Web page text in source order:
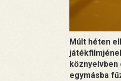
Múlt héten
egymásba